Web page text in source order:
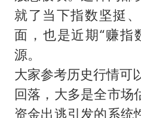
就了当下指数坚挺
面，也是近期“赚指
源。
大家参考历史行情可
回落，大多是全市场
资金出逃引发的系统